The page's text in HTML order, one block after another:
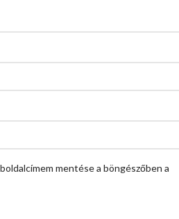
mentése a böngészőben a